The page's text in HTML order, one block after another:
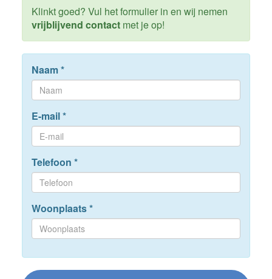
Klinkt goed? Vul het formulier in en wij nemen
vrijblijvend contactmet je op!
Naam*
E-mail*
Telefoon *
Woonplaats*